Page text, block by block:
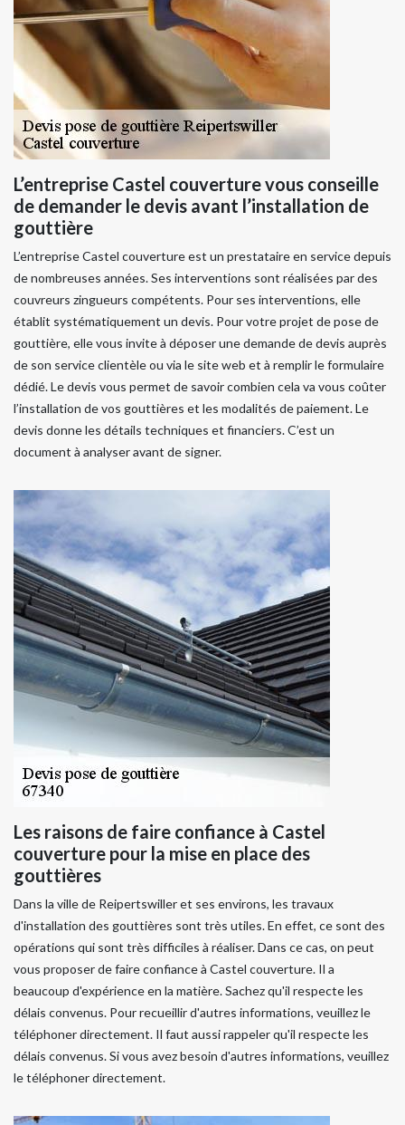
L’entreprise Castel couverture vous conseille
de demander le devis avant l’installation de
gouttière
L’entreprise Castel couverture est un prestataire en service depuis
de nombreuses années. Ses interventions sont réalisées par des
couvreurs zingueurs compétents. Pour ses interventions, elle
établit systématiquement un devis. Pour votre projet de pose de
gouttière, elle vous invite à déposer une demande de devis auprès
de son service clientèle ou via le site web et à remplir le formulaire
dédié. Le devis vous permet de savoir combien cela va vous coûter
l’installation de vos gouttières et les modalités de paiement. Le
devis donne les détails techniques et financiers. C’est un
document à analyser avant de signer.
Les raisons de faire confiance à Castel
couverture pour la mise en place des
gouttières
Dans la ville de Reipertswiller et ses environs, les travaux
d'installation des gouttières sont très utiles. En effet, ce sont des
opérations qui sont très difficiles à réaliser. Dans ce cas, on peut
vous proposer de faire confiance à Castel couverture. Il a
beaucoup d'expérience en la matière. Sachez qu'il respecte les
délais convenus. Pour recueillir d'autres informations, veuillez le
téléphoner directement. Il faut aussi rappeler qu'il respecte les
délais convenus. Si vous avez besoin d'autres informations, veuillez
le téléphoner directement.